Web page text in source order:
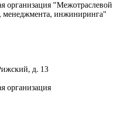
организация "Межотраслевой
менеджмента, инжиниринга"
д. 13
организация